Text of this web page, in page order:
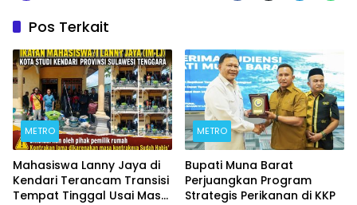
Pos Terkait
METRO
Mahasiswa Lanny Jaya di
Kendari Terancam Transisi
Tempat Tinggal Usai Masa
METRO
Bupati Muna Barat
Perjuangkan Program
Strategis Perikanan di KKP